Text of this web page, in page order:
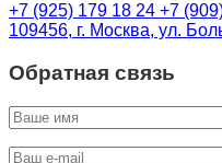
+7 (925) 179 18 24 +7
109456, г. Москва, ул.
Обратная связь